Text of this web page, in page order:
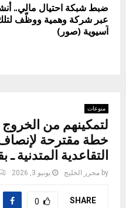
ضبط شبكة احتيال مالي..
آسيوية (صور)
منوعات
لتمكينهم من
خطة مقترحة
التقاعدية
by محرر الخليج يونيو 3, 2026
SHARE
0